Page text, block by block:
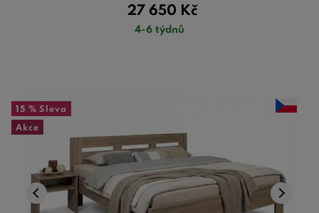
27 650 Kč
4-6 týdnů
15 % Sleva
Akce